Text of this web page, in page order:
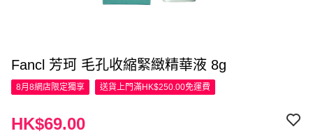
Fancl 芳珂 毛孔收縮緊緻精華液 8g
8月8網店限定獨享 送貨上門滿HK$250.00免運費
HK$69.00